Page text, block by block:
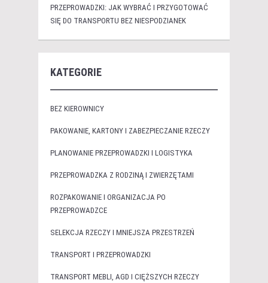
PRZEPROWADZKI: JAK WYBRAĆ I PRZYGOTOWAĆ
SIĘ DO TRANSPORTU BEZ NIESPODZIANEK
KATEGORIE
BEZ KIEROWNICY
PAKOWANIE, KARTONY I ZABEZPIECZANIE RZECZY
PLANOWANIE PRZEPROWADZKI I LOGISTYKA
PRZEPROWADZKA Z RODZINĄ I ZWIERZĘTAMI
ROZPAKOWANIE I ORGANIZACJA PO
PRZEPROWADZCE
SELEKCJA RZECZY I MNIEJSZA PRZESTRZEŃ
TRANSPORT I PRZEPROWADZKI
TRANSPORT MEBLI, AGD I CIĘŻSZYCH RZECZY